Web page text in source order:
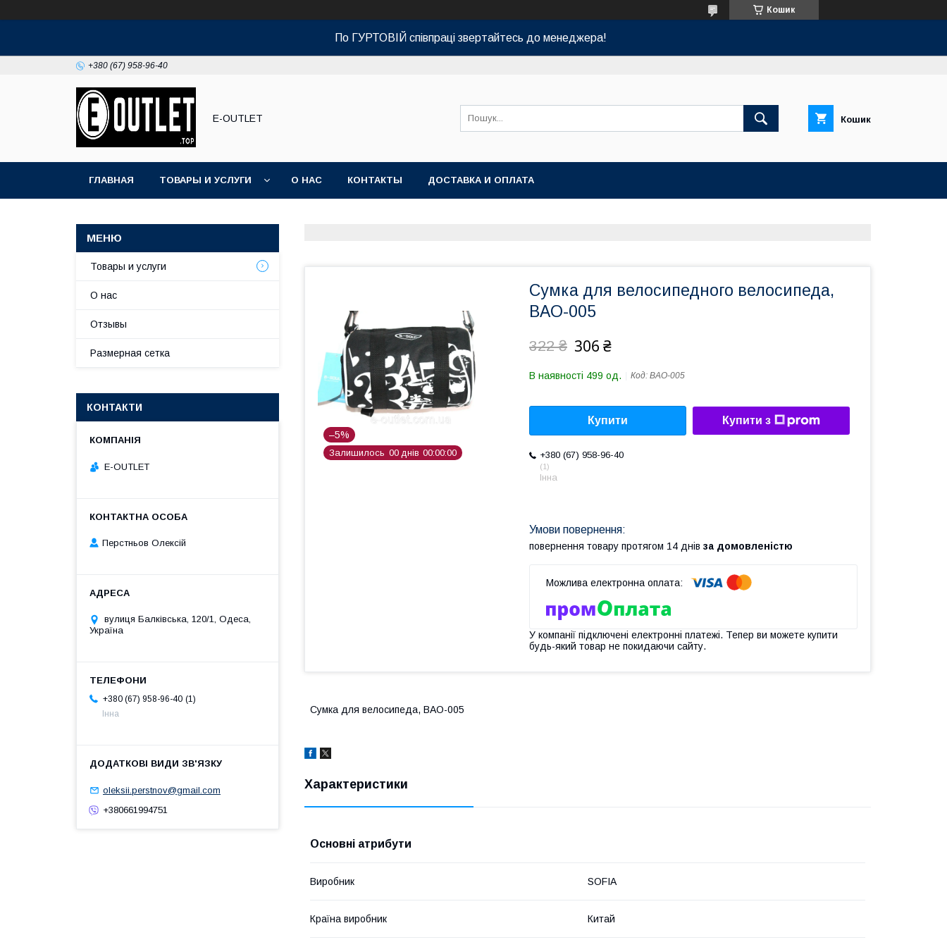
Кошик
По ГУРТОВІЙ співпраці звертайтесь до менеджера!
+380 (67) 958-96-40
E-OUTLET Кошик
ГЛАВНАЯ ТОВАРЫ И УСЛУГИ О НАС КОНТАКТЫ ДОСТАВКА И ОПЛАТА
–5%
Залишилось 00 днів 00 00 00
Сумка для велосипедного велосипеда,
BAO-005
322 ₴ 306 ₴
В наявності 499 од. Код: BAO-005
Купити Купити з
+380 (67) 958-96-40
1
Інна
повернення товару протягом 14 днів за домовленістю
У компанії підключені електронні платежі. Тепер ви можете купити
будь-який товар не покидаючи сайту.
Сумка для велосипеда, BAO-005
Характеристики
Основні атрибути
Виробник SOFIA
Країна виробник Китай
Товары и услуги
О нас
Отзывы
Размерная сетка
КОНТАКТИ
E-OUTLET
Перстньов Олексій
вулиця Балківська, 120/1, Одеса,
Україна
+380 (67) 958-96-40 1
Інна
oleksii.perstnov@gmail.com
+380661994751